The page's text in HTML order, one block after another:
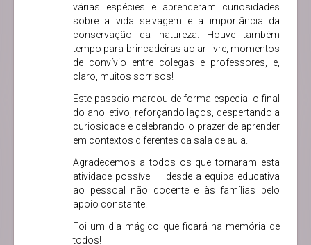
várias espécies e aprenderam curiosidades
sobre a vida selvagem e a importância da
conservação da natureza. Houve também
tempo para brincadeiras ao ar livre, momentos
de convívio entre colegas e professores, e,
claro, muitos sorrisos!
Este passeio marcou de forma especial o final
do ano letivo, reforçando laços, despertando a
curiosidade e celebrando o prazer de aprender
em contextos diferentes da sala de aula.
Agradecemos a todos os que tornaram esta
atividade possível — desde a equipa educativa
ao pessoal não docente e às famílias pelo
apoio constante.
Foi um dia mágico que ficará na memória de
todos!